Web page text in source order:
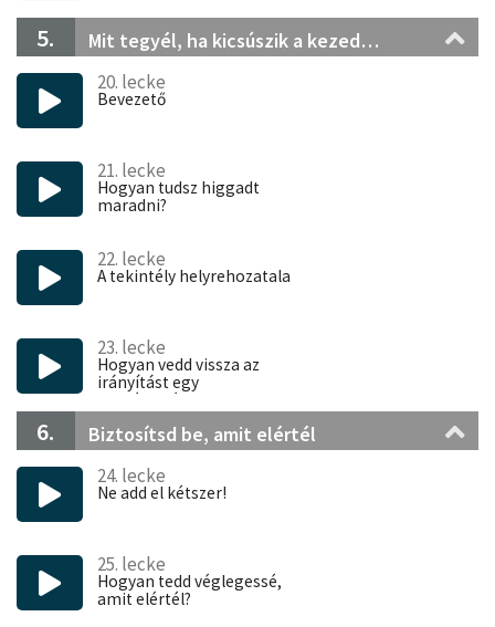
5. Mit tegyél, ha kicsúszik a kezedből?
20. lecke
Bevezető
21. lecke
Hogyan tudsz higgadt
maradni?
22. lecke
A tekintély helyrehozatala
23. lecke
Hogyan vedd vissza az
irányítást egy
beszélgetésben?
6. Biztosítsd be, amit elértél
24. lecke
Ne add el kétszer!
25. lecke
Hogyan tedd véglegessé,
amit elértél?